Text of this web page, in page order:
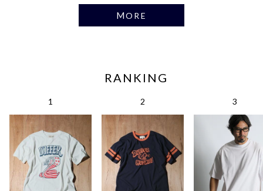
MORE
RANKING